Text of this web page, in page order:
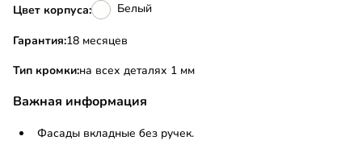
Цвет корпуса: Белый
Гарантия:18 месяцев
Тип кромки:на всех деталях 1 мм
Важная информация
Фасады вкладные без ручек.